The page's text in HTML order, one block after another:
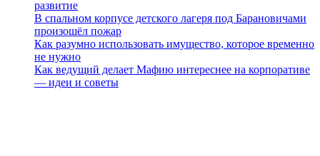
развитие
В спальном корпусе детского лагеря под Барановичами
произошёл пожар
Как разумно использовать имущество, которое временно
не нужно
Как ведущий делает Мафию интереснее на корпоративе
— идеи и советы